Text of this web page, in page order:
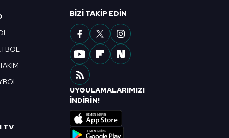
TV
BIZI TAKIP EDIN
UYGULAMALARIMIZI
İNDİRİN!